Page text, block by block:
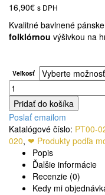
16,90€ s DPH
Kvalitné bavlnené
folklórnou výšivkou na
Veľkosť
Pridať do košíka
Poslať emailom
Katalógové číslo: PT00-
020, ❤ Produkty podľa
Popis
Ďalšie informácie
Recenzie (0)
Kedy mi